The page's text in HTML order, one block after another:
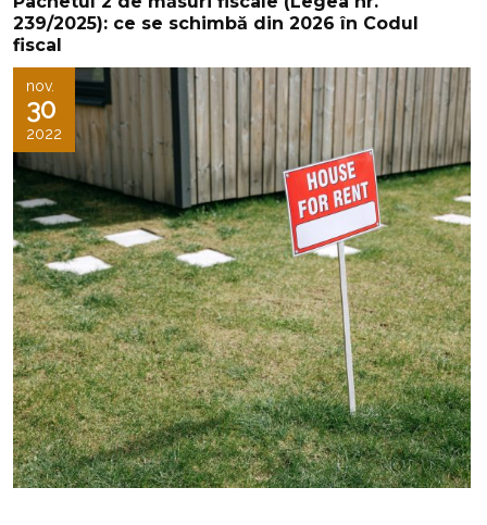
239/2025): ce se schimbă din 2026 în Codul
fiscal
nov.
30
2022